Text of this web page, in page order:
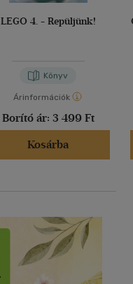
LEGO 4. - Repüljünk!
Könyv
Árinformációk
Borító ár: 3 499 Ft
Kosárba